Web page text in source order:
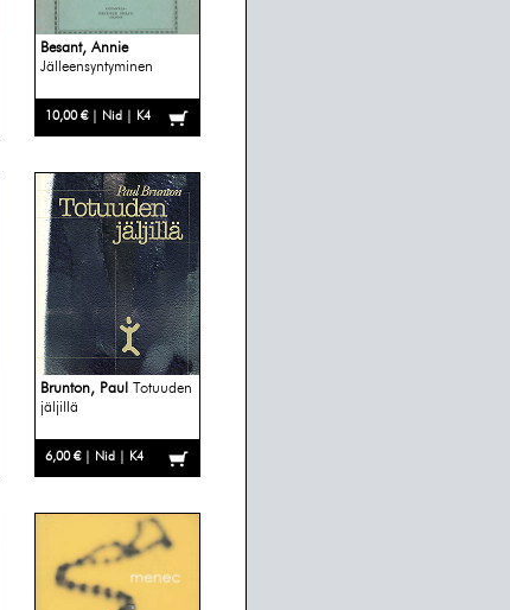
Besant, Annie
Jälleensyntyminen
10,00 € | Nid | K4
Brunton, Paul Totuuden
jäljillä
6,00 € | Nid | K4